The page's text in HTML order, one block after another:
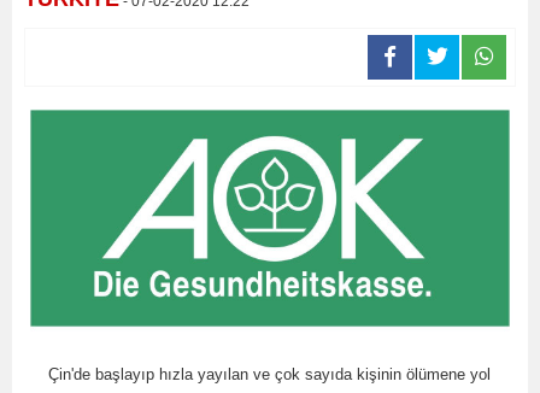
Çin'de başlayıp hızla yayılan ve çok sayıda kişinin ölümene yol